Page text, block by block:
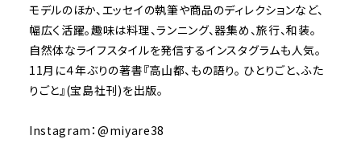
モデルのほか、エッセイの執筆や商品のディレクションなど、
幅広く活躍。趣味は料理、ランニング、器集め、旅行、和装。
自然体なライフスタイルを発信するインスタグラムも人気。
11月に４年ぶりの著書『高山都、もの語り。 ひとりごと、ふた
りごと』(宝島社刊)を出版。
Instagram： @miyare38